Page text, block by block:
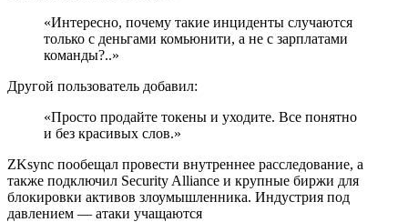
«Интересно, почему такие инциденты случаются
только с деньгами комьюнити, а не с зарплатами
команды?..»
Другой пользователь добавил:
«Просто продайте токены и уходите. Все понятно
и без красивых слов.»
ZKsync пообещал провести внутреннее расследование, а
также подключил Security Alliance и крупные биржи для
блокировки активов злоумышленника. Индустрия под
давлением — атаки учащаются